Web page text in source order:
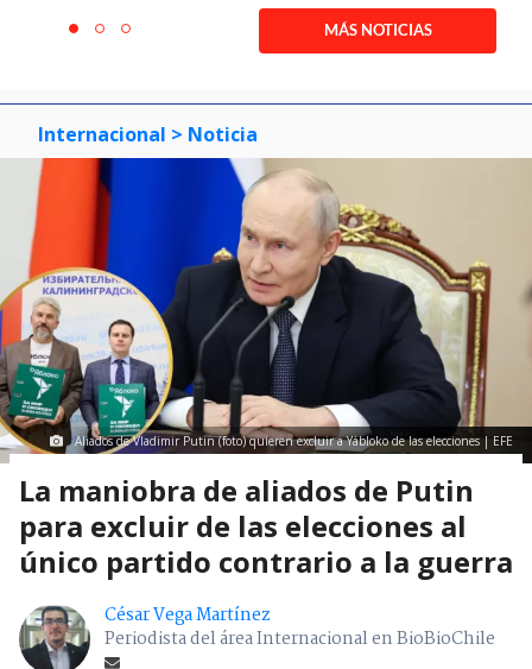
itemitemitem
MÁS NOTICIAS
Internacional > Noticia
Aliados de Vladimir Putin (foto) quieren excluir a Yábloko de las elecciones | EFE
La maniobra de aliados de Putin
para excluir de las elecciones al
único partido contrario a la guerra
César Vega Martínez
Periodista del área Internacional en BioBioChile